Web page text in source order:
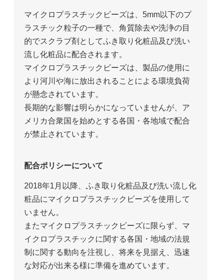
マイクロプラスチックビーズは、5mm以下のプ
ラスチック粒子の一種で、角質除去や洗浄の目
的でスクラブ剤としてふき取り化粧品及び洗い
流し化粧品に配合されます。
マイクロプラスチックビーズは、製品の使用に
より河川や海に放出されることによる環境負荷
が懸念されています。
長期的な影響は明らかになっていませんが、ア
メリカ合衆国を始めとする各国・各地域で配合
が禁止されています。
配合ポリシーについて
2018年1月以降、ふき取り化粧品及び洗い流し化
粧品にマイクロプラスチックビーズを使用して
いません。
またマイクロプラスチックビーズに限らず、マ
イクロプラスチックに関する各国・地域の法規
制に関する動向を注視し、将来を見据え、迅速
な対応が出来る様に準備を進めています。